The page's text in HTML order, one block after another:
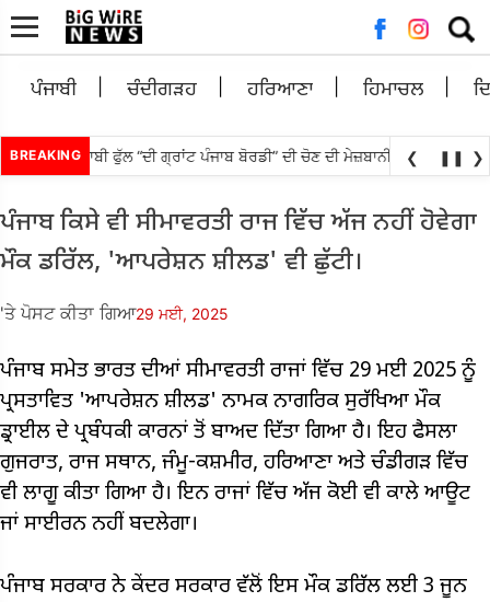
ਲਈ
ਖੋਜ:
ਪੰਜਾਬੀ ਚੰਦੀਗੜਹ ਹਰਿਆਣਾ ਹਿਮਾਚਲ
BREAKINGਪੰਜਾਬੀ ਫੁੱਲ “ਦੀ ਗ੍ਰਾਂਟ ਪੰਜਾਬ ਬੋਰਡੀ” ਦੀ ਚੋਣ ਦੀ ਮੇਜ਼ਬਾਨੀ ਸਿਨੇਮਾ ਅਤੇ
❮ ❚❚ ❯
ਪੰਜਾਬ ਕਿਸੇ ਵੀ ਸੀਮਾਵਰਤੀ ਰਾਜ ਵਿੱਚ ਅੱਜ ਨਹੀਂ ਹੋਵੇਗਾ
ਮੌਕ ਡਰਿੱਲ, 'ਆਪਰੇਸ਼ਨ ਸ਼ੀਲਡ' ਵੀ ਛੁੱਟੀ।
'ਤੇ ਪੋਸਟ ਕੀਤਾ ਗਿਆ29 ਮਈ, 2025
ਪੰਜਾਬ ਸਮੇਤ ਭਾਰਤ ਦੀਆਂ ਸੀਮਾਵਰਤੀ ਰਾਜਾਂ ਵਿੱਚ 29 ਮਈ 2025 ਨੂੰ
ਪ੍ਰਸਤਾਵਿਤ 'ਆਪਰੇਸ਼ਨ ਸ਼ੀਲਡ' ਨਾਮਕ ਨਾਗਰਿਕ ਸੁਰੱਖਿਆ ਮੌਕ
ਡ੍ਰਾਈਲ ਦੇ ਪ੍ਰਬੰਧਕੀ ਕਾਰਨਾਂ ਤੋਂ ਬਾਅਦ ਦਿੱਤਾ ਗਿਆ ਹੈ। ਇਹ ਫੈਸਲਾ
ਗੁਜਰਾਤ, ਰਾਜ ਸਥਾਨ, ਜੰਮੂ-ਕਸ਼ਮੀਰ, ਹਰਿਆਣਾ ਅਤੇ ਚੰਡੀਗੜ ਵਿੱਚ
ਵੀ ਲਾਗੂ ਕੀਤਾ ਗਿਆ ਹੈ। ਇਨ ਰਾਜਾਂ ਵਿੱਚ ਅੱਜ ਕੋਈ ਵੀ ਕਾਲੇ ਆਊਟ
ਜਾਂ ਸਾਈਰਨ ਨਹੀਂ ਬਦਲੇਗਾ।
ਪੰਜਾਬ ਸਰਕਾਰ ਨੇ ਕੇਂਦਰ ਸਰਕਾਰ ਵੱਲੋਂ ਇਸ ਮੌਕ ਡਰਿੱਲ ਲਈ 3 ਜੂਨ